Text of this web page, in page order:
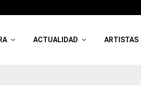
ACTUALIDAD ARTISTAS